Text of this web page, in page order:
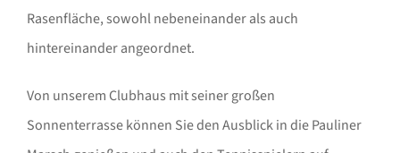
Rasenfläche, sowohl nebeneinander als auch
hintereinander angeordnet.
Von unserem Clubhaus mit seiner großen
Sonnenterrasse können Sie den Ausblick in die Pauliner